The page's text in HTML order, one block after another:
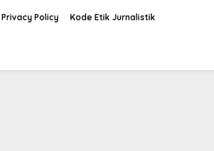
Privacy Policy Kode Etik Jurnalistik